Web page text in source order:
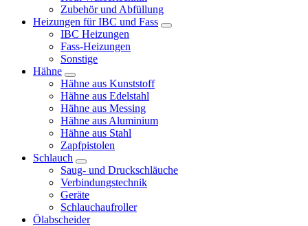
Zubehör und Abfüllung
Heizungen für IBC und Fass
IBC Heizungen
Fass-Heizungen
Sonstige
Hähne
Hähne aus Kunststoff
Hähne aus Edelstahl
Hähne aus Messing
Hähne aus Aluminium
Hähne aus Stahl
Zapfpistolen
Schlauch
Saug- und Druckschläuche
Verbindungstechnik
Geräte
Schlauchaufroller
Ölabscheider